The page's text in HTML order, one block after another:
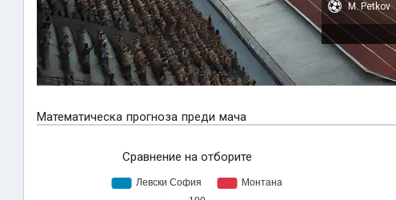
M. Petkov
Математическа прогноза преди мача
Сравнение на отборите